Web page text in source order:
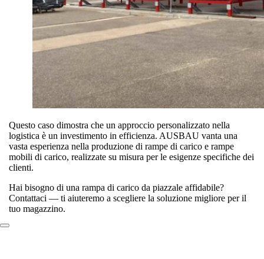
Questo caso dimostra che un approccio personalizzato nella
logistica è un investimento in efficienza. AUSBAU vanta una
vasta esperienza nella produzione di rampe di carico e rampe
mobili di carico, realizzate su misura per le esigenze specifiche dei
clienti.
Hai bisogno di una rampa di carico da piazzale affidabile?
Contattaci — ti aiuteremo a scegliere la soluzione migliore per il
tuo magazzino.